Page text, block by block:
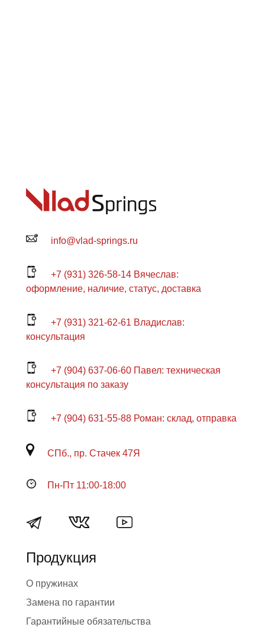
info@vlad-springs.ru
+7 (931) 326-58-14 Вячеслав:
оформление, наличие, статус, доставка
+7 (931) 321-62-61 Владислав:
консультация
+7 (904) 637-06-60 Павел: техническая
консультация по заказу
+7 (904) 631-55-88 Роман: склад, отправка
СПб., пр. Стачек 47Я
Пн-Пт 11:00-18:00
Продукция
О пружинах
Замена по гарантии
Гарантийные обязательства